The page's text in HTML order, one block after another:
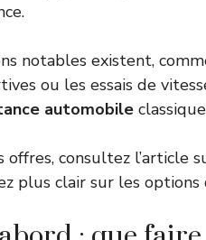
notables existent,
ou les essais de
automobile
consultez l’article
plus clair sur les options